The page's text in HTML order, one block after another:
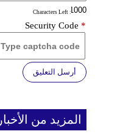
: Characters Left
Security Code *
أرسل التعليق
المزيد من الأخبار